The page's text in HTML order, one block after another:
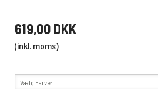
619,00 DKK
(inkl. moms)
Vælg Farve: